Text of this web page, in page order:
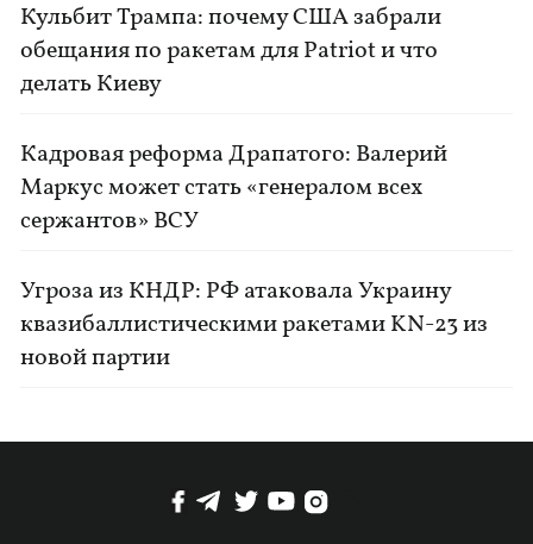
Кульбит Трампа: почему США забрали
обещания по ракетам для Patriot и что
делать Киеву
Кадровая реформа Драпатого: Валерий
Маркус может стать «генералом всех
сержантов» ВСУ
Угроза из КНДР: РФ атаковала Украину
квазибаллистическими ракетами KN-23 из
новой партии